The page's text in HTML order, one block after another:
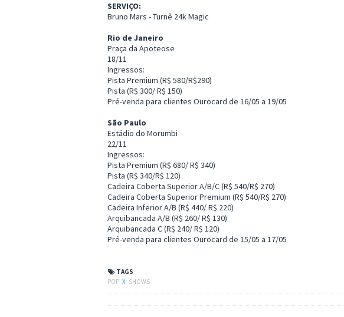
SERVIÇO:
Bruno Mars - Turnê 24k Magic
Rio de Janeiro
Praça da Apoteose
18/11
Ingressos:
Pista Premium (R$ 580/R$290)
Pista (R$ 300/ R$ 150)
Pré-venda para clientes Ourocard de 16/05 a 19/05
São Paulo
Estádio do Morumbi
22/11
Ingressos:
Pista Premium (R$ 680/ R$ 340)
Pista (R$ 340/R$ 120)
Cadeira Coberta Superior A/B/C (R$ 540/R$ 270)
Cadeira Coberta Superior Premium (R$ 540/R$ 270)
Cadeira Inferior A/B (R$ 440/ R$ 220)
Arquibancada A/B (R$ 260/ R$ 130)
Arquibancada C (R$ 240/ R$ 120)
Pré-venda para clientes Ourocard de 15/05 a 17/05
TAGS
POP X SHOWS